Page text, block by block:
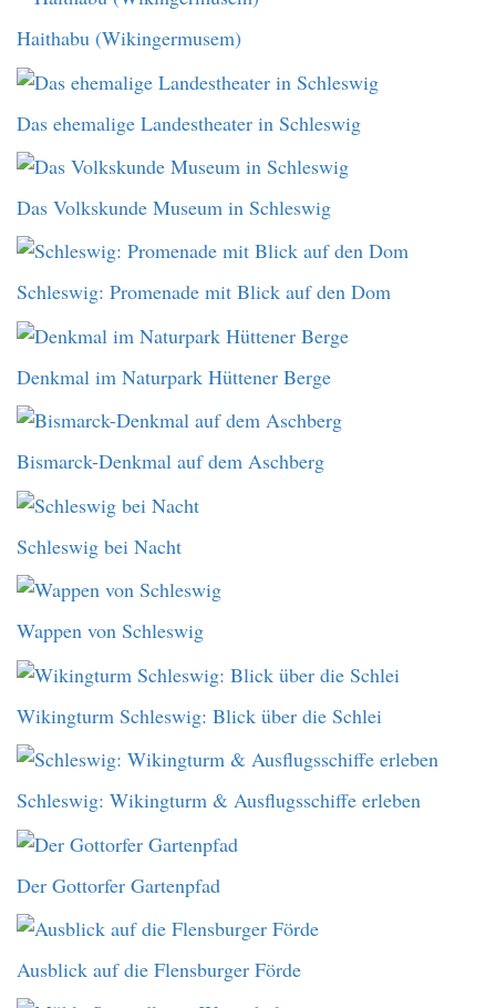
Haithabu (Wikingermusem)
Das ehemalige Landestheater in Schleswig
Das Volkskunde Museum in Schleswig
Schleswig: Promenade mit Blick auf den Dom
Denkmal im Naturpark Hüttener Berge
Bismarck-Denkmal auf dem Aschberg
Schleswig bei Nacht
Wappen von Schleswig
Wikingturm Schleswig: Blick über die Schlei
Schleswig: Wikingturm & Ausflugsschiffe erleben
Der Gottorfer Gartenpfad
Ausblick auf die Flensburger Förde